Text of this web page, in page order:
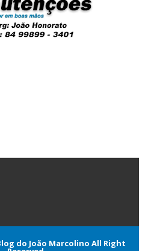
do João Marcolino All Right